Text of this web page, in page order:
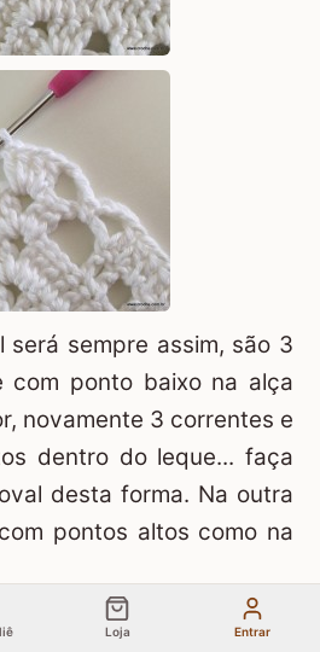
será sempre assim, são 3
com ponto baixo na alça
novamente 3 correntes e
dentro do leque... faça
desta forma. Na outra
pontos altos como na
Loja Entrar